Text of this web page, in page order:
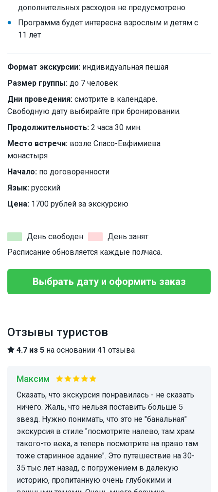
дополнительных расходов не предусмотрено
Программа будет интересна взрослым и детям с
11 лет
Формат экскурсии: индивидуальная пешая
Размер группы: до 7 человек
Дни проведения: смотрите в календаре.
Свободную дату выбирайте при бронировании.
Продолжительность: 2 часа 30 мин.
Место встречи: возле Спасо-Евфимиева
монастыря
Начало: по договоренности
Язык: русский
Цена: 1700 рублей за экскурсию
День свободен
День занят
Расписание обновляется каждые полчаса.
Выбрать дату и оформить заказ
Отзывы туристов
4.7 из 5 на основании 41 отзыва
Максим
Сказать, что экскурсия понравилась - не сказать
ничего. Жаль, что нельзя поставить больше 5
звезд. Нужно понимать, что это не "банальная"
экскурсия в стиле "посмотрите налево, там храм
такого-то века, а теперь посмотрите на право там
тоже старинное здание". Это путешествие на 30-
35 тыс лет назад, с погружением в далекую
историю, пропитанную очень глубокими и